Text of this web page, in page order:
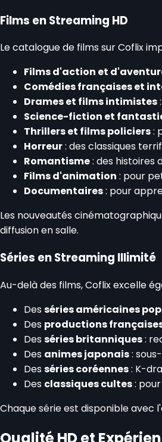
Films en Streaming HD
Le catalogue de films sur Coflix
Films d'action et
Comédies françaises et
Drames et films intimistes
Science-fiction et
Thrillers et films policiers:
Horreur: des classiques
Romantisme: des histoires
Films d'animation : pour
Documentaires: pour
Les nouveautés
diffusion en salle.
Séries en Streaming Illimité
Au-delà des films, Coflix excelle
Desséries américaines
Des productions
Desséries britanniques:
Des animes japonais:
Desséries coréennes: K-
Des classiques cultes:
Chaque série est disponible avec
Qualité HD et